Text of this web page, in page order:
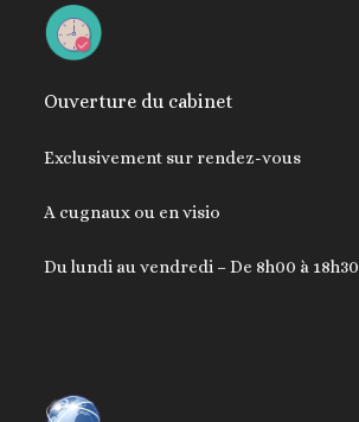
Ouverture du cabinet
Exclusivement sur rendez-vous
A cugnaux ou en visio
Du lundi au vendredi – De 8h00 à 18h30